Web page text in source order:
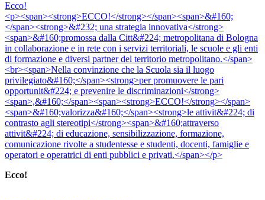
Ecco!
<p><span><strong>ECCO!</strong></span><span>&#160;
</span><strong>&#232; una strategia innovativa</strong>
<span>&#160;promossa dalla Citt&#224; metropolitana di Bologna
in collaborazione e in rete con i servizi territoriali, le scuole e gli enti
di formazione e diversi partner del territorio metropolitano.</span>
<br><span>Nella convinzione che la Scuola sia il luogo
privilegiato&#160;</span><strong>per promuovere le pari
opportunit&#224; e prevenire le discriminazioni</strong>
<span>,&#160;</span><span><strong>ECCO!</strong></span>
<span>&#160;valorizza&#160;</span><strong>le attivit&#224; di
contrasto agli stereotipi</strong><span>&#160;attraverso
attivit&#224; di educazione, sensibilizzazione, formazione,
comunicazione rivolte a studentesse e studenti, docenti, famiglie e
operatori e operatrici di enti pubblici e privati.</span></p>
Ecco!